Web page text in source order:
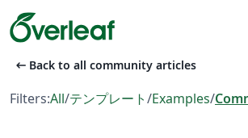
arrow_left_alt Back to all community articles
Filters:All/テンプレート/Examples/